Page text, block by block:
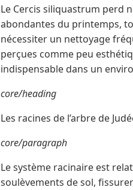
Le Cercis siliquastrum perd
abondantes du printemps,
nécessiter un nettoyage
perçues comme peu
indispensable dans un
core/heading
Les racines de l’arbre de
core/paragraph
Le système racinaire est
soulèvements de sol,